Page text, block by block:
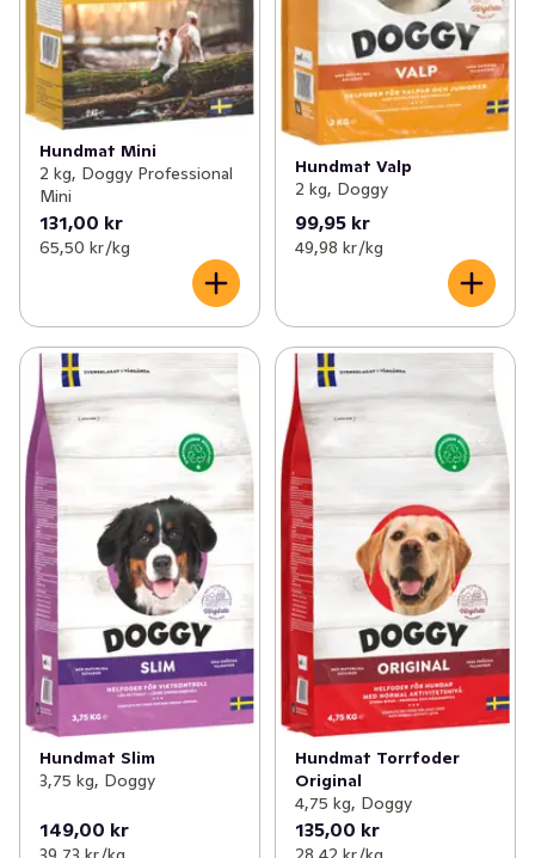
Hundmat Mini
2 kg, Doggy Professional
Mini
131,00 kr
65,50 kr /kg
Hundmat Valp
2 kg, Doggy
99,95 kr
49,98 kr /kg
Hundmat Slim
3,75 kg, Doggy
149,00 kr
Hundmat Torrfoder
Original
4,75 kg, Doggy
135,00 kr